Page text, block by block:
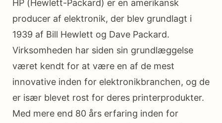
HP (Hewlett-Packard) er en amerikansk
producer af elektronik, der blev grundlagt i
1939 af Bill Hewlett og Dave Packard.
Virksomheden har siden sin grundlæggelse
været kendt for at være en af de mest
innovative inden for elektronikbranchen, og de
er især blevet rost for deres printerprodukter.
Med mere end 80 års erfaring inden for